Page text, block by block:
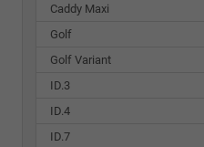
Caddy Maxi
Golf
Golf Variant
ID.3
ID.4
ID.7